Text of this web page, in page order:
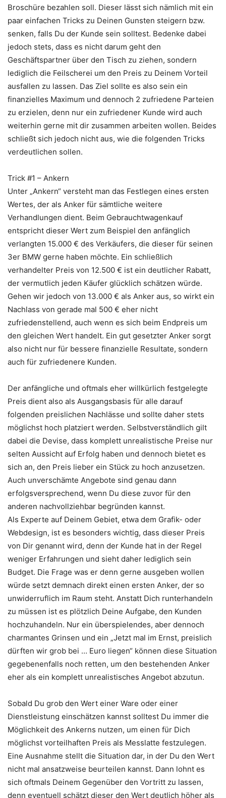
Broschüre bezahlen soll. Dieser lässt sich nämlich mit ein
paar einfachen Tricks zu Deinen Gunsten steigern bzw.
senken, falls Du der Kunde sein solltest. Bedenke dabei
jedoch stets, dass es nicht darum geht den
Geschäftspartner über den Tisch zu ziehen, sondern
lediglich die Feilscherei um den Preis zu Deinem Vorteil
ausfallen zu lassen. Das Ziel sollte es also sein ein
finanzielles Maximum und dennoch 2 zufriedene Parteien
zu erzielen, denn nur ein zufriedener Kunde wird auch
weiterhin gerne mit dir zusammen arbeiten wollen. Beides
schließt sich jedoch nicht aus, wie die folgenden Tricks
verdeutlichen sollen.
Trick #1 – Ankern
Unter „Ankern“ versteht man das Festlegen eines ersten
Wertes, der als Anker für sämtliche weitere
Verhandlungen dient. Beim Gebrauchtwagenkauf
entspricht dieser Wert zum Beispiel den anfänglich
verlangten 15.000 € des Verkäufers, die dieser für seinen
3er BMW gerne haben möchte. Ein schließlich
verhandelter Preis von 12.500 € ist ein deutlicher Rabatt,
der vermutlich jeden Käufer glücklich schätzen würde.
Gehen wir jedoch von 13.000 € als Anker aus, so wirkt ein
Nachlass von gerade mal 500 € eher nicht
zufriedenstellend, auch wenn es sich beim Endpreis um
den gleichen Wert handelt. Ein gut gesetzter Anker sorgt
also nicht nur für bessere finanzielle Resultate, sondern
auch für zufriedenere Kunden.
Der anfängliche und oftmals eher willkürlich festgelegte
Preis dient also als Ausgangsbasis für alle darauf
folgenden preislichen Nachlässe und sollte daher stets
möglichst hoch platziert werden. Selbstverständlich gilt
dabei die Devise, dass komplett unrealistische Preise nur
selten Aussicht auf Erfolg haben und dennoch bietet es
sich an, den Preis lieber ein Stück zu hoch anzusetzen.
Auch unverschämte Angebote sind genau dann
erfolgsversprechend, wenn Du diese zuvor für den
anderen nachvollziehbar begründen kannst.
Als Experte auf Deinem Gebiet, etwa dem Grafik- oder
Webdesign, ist es besonders wichtig, dass dieser Preis
von Dir genannt wird, denn der Kunde hat in der Regel
weniger Erfahrungen und sieht daher lediglich sein
Budget. Die Frage was er denn gerne ausgeben wollen
würde setzt demnach direkt einen ersten Anker, der so
unwiderruflich im Raum steht. Anstatt Dich runterhandeln
zu müssen ist es plötzlich Deine Aufgabe, den Kunden
hochzuhandeln. Nur ein überspielendes, aber dennoch
charmantes Grinsen und ein „Jetzt mal im Ernst, preislich
dürften wir grob bei … Euro liegen“ können diese Situation
gegebenenfalls noch retten, um den bestehenden Anker
eher als ein komplett unrealistisches Angebot abzutun.
Sobald Du grob den Wert einer Ware oder einer
Dienstleistung einschätzen kannst solltest Du immer die
Möglichkeit des Ankerns nutzen, um einen für Dich
möglichst vorteilhaften Preis als Messlatte festzulegen.
Eine Ausnahme stellt die Situation dar, in der Du den Wert
nicht mal ansatzweise beurteilen kannst. Dann lohnt es
sich oftmals Deinem Gegenüber den Vortritt zu lassen,
denn eventuell schätzt dieser den Wert deutlich höher als